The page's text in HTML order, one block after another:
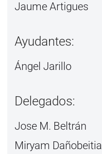
Jaume Artigues
Ayudantes:
Ángel Jarillo
Delegados:
Jose M. Beltrán
Miryam Dañobeitia